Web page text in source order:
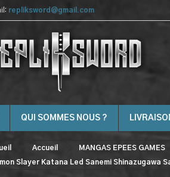
repliksword@gmail.com
QUI SOMMES NOUS ?
Accueil MANGAS EPEES GAMES
Slayer Katana Led Sanemi Shinazugawa